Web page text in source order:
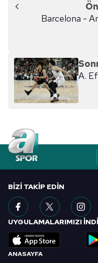
Barcelona -
A.
ANASAYFA
BIZI TAKIP EDIN
UYGULAMALARIMIZI